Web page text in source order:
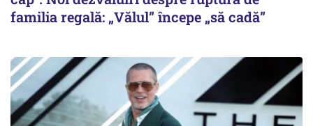
familia regală: „Vălul” începe „să cadă”